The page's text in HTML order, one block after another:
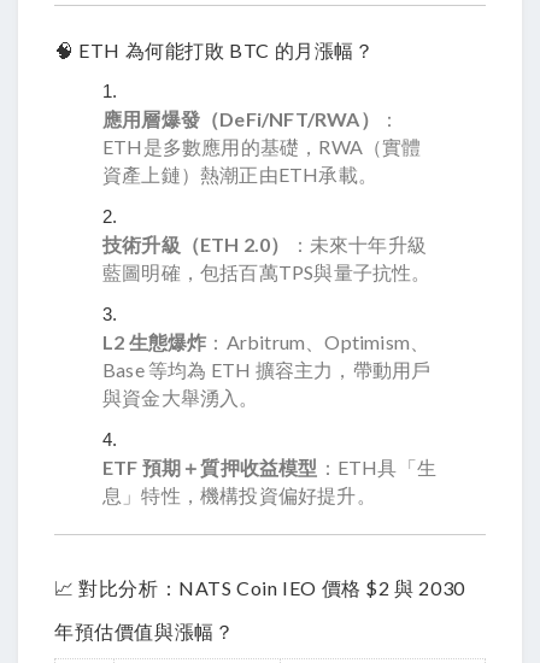
🧠 ETH 為何能打敗 BTC 的月漲幅？
應用層爆發（DeFi/NFT/RWA）
：
ETH是多數應用的基礎，RWA（實體
資產上鏈）熱潮正由ETH承載。
技術升級（ETH 2.0）
：未來十年升級
藍圖明確，包括百萬TPS與量子抗性。
L2 生態爆炸 ：Arbitrum、Optimism、
Base 等均為 ETH 擴容主力，帶動用戶
與資金大舉湧入。
ETF 預期＋質押收益模型 ：ETH具「生
息」特性，機構投資偏好提升。
📈 對比分析：NATS Coin IEO 價格 $2 與 2030
年預估價值與漲幅？